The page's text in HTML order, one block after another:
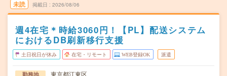
未読 掲載日 2026/08/06
週4在宅＊時給3060円！【PL】配送システム
におけるDB刷新移行支援
土日祝日が休み 在宅・リモート WEB登録OK 派遣
勤務地
東京都江東区